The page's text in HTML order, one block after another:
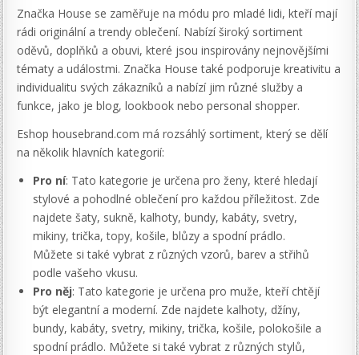
Značka House se zaměřuje na módu pro mladé lidi, kteří mají
rádi originální a trendy oblečení. Nabízí široký sortiment
oděvů, doplňků a obuvi, které jsou inspirovány nejnovějšími
tématy a událostmi. Značka House také podporuje kreativitu a
individualitu svých zákazníků a nabízí jim různé služby a
funkce, jako je blog, lookbook nebo personal shopper.
Eshop housebrand.com má rozsáhlý sortiment, který se dělí
na několik hlavních kategorií:
Pro ní: Tato kategorie je určena pro ženy, které hledají
stylové a pohodlné oblečení pro každou příležitost. Zde
najdete šaty, sukně, kalhoty, bundy, kabáty, svetry,
mikiny, trička, topy, košile, blůzy a spodní prádlo.
Můžete si také vybrat z různých vzorů, barev a střihů
podle vašeho vkusu.
Pro něj: Tato kategorie je určena pro muže, kteří chtějí
být elegantní a moderní. Zde najdete kalhoty, džíny,
bundy, kabáty, svetry, mikiny, trička, košile, polokošile a
spodní prádlo. Můžete si také vybrat z různých stylů,